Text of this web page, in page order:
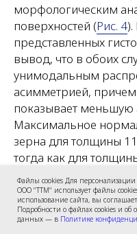
морфологическим
поверхностей (Рис. 4).
представленных
вывод, что в обоих
унимодальным
асимметрией, причем
показывает
Максимальное
зерна для толщины
тогда как для
составляет 86 нм.
Файлы cookies Для персонализации
ООО "ТТМ" использует файлы
использование сайта, вы
Подробности о файлах cookies и об
данных — в Политике